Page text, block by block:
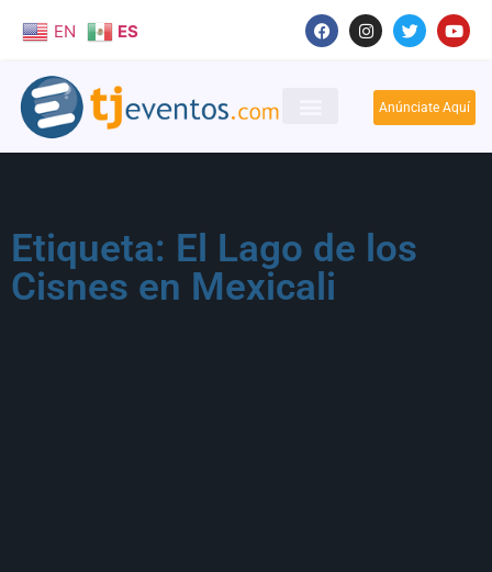
EN ES
Anúnciate Aquí
Etiqueta: El Lago de los
Cisnes en Mexicali